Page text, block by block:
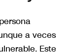
a veces
Este